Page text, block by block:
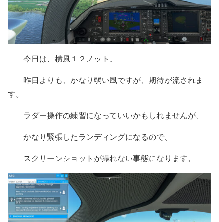
今日は、横風１２ノット。
昨日よりも、かなり弱い風ですが、期待が流されま
す。
ラダー操作の練習になっていいかもしれませんが、
かなり緊張したランディングになるので、
スクリーンショットが撮れない事態になります。